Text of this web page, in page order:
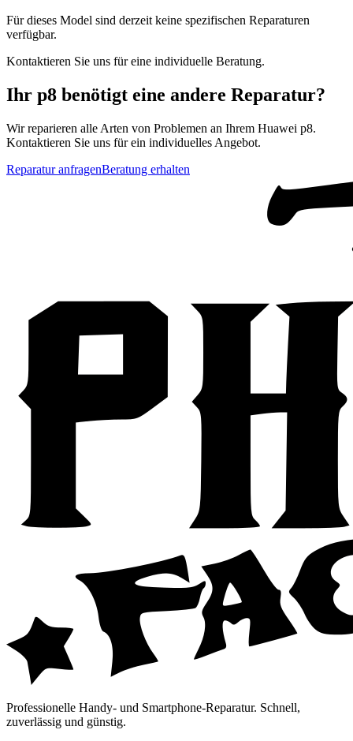
Für dieses Model sind derzeit keine spezifischen Reparaturen
verfügbar.
Kontaktieren Sie uns für eine individuelle Beratung.
Ihr p8 benötigt eine andere Reparatur?
Wir reparieren alle Arten von Problemen an Ihrem Huawei p8.
Kontaktieren Sie uns für ein individuelles Angebot.
Reparatur anfragenBeratung erhalten
Professionelle Handy- und Smartphone-Reparatur. Schnell,
zuverlässig und günstig.